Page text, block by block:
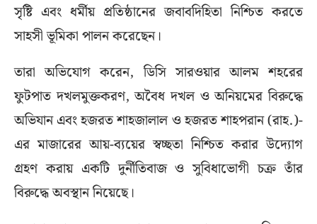
সৃষ্টি এবং ধর্মীয় প্রতিষ্ঠানের জবাবদিহিতা নিশ্চিত করতে
সাহসী ভূমিকা পালন করেছেন।
তারা অভিযোগ করেন, ডিসি সারওয়ার আলম শহরের
ফুটপাত দখলমুক্তকরণ, অবৈধ দখল ও অনিয়মের বিরুদ্ধে
অভিযান এবং হজরত শাহজালাল ও হজরত শাহপরান (রাহ.)-
এর মাজারের আয়-ব্যয়ের স্বচ্ছতা নিশ্চিত করার উদ্যোগ
গ্রহণ করায় একটি দুর্নীতিবাজ ও সুবিধাভোগী চক্র তাঁর
বিরুদ্ধে অবস্থান নিয়েছে।